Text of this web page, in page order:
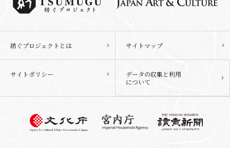
紡ぐプロジェクトとは サイトマップ
サイトポリシー
データの収集と利用
について